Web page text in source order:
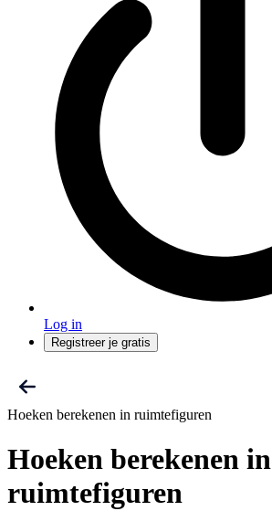
Log in
Registreer je gratis
Hoeken berekenen in ruimtefiguren
Hoeken berekenen in
ruimtefiguren